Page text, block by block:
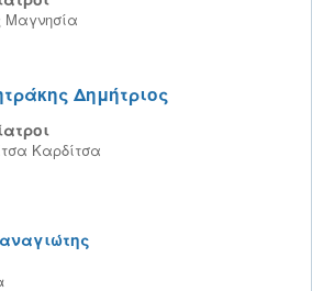
Μαγνησία
Δημήτριος
Καρδίτσα